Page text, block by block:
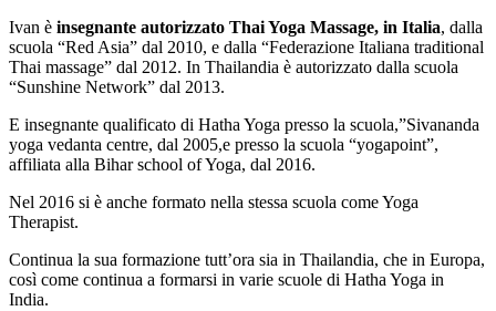
Ivan è insegnante autorizzato Thai Yoga Massage, in Italia, dalla
scuola “Red Asia” dal 2010, e dalla “Federazione Italiana traditional
Thai massage” dal 2012. In Thailandia è autorizzato dalla scuola
“Sunshine Network” dal 2013.
E insegnante qualificato di Hatha Yoga presso la scuola,”Sivananda
yoga vedanta centre, dal 2005,e presso la scuola “yogapoint”,
affiliata alla Bihar school of Yoga, dal 2016.
Nel 2016 si è anche formato nella stessa scuola come Yoga
Therapist.
Continua la sua formazione tutt’ora sia in Thailandia, che in Europa,
così come continua a formarsi in varie scuole di Hatha Yoga in
India.